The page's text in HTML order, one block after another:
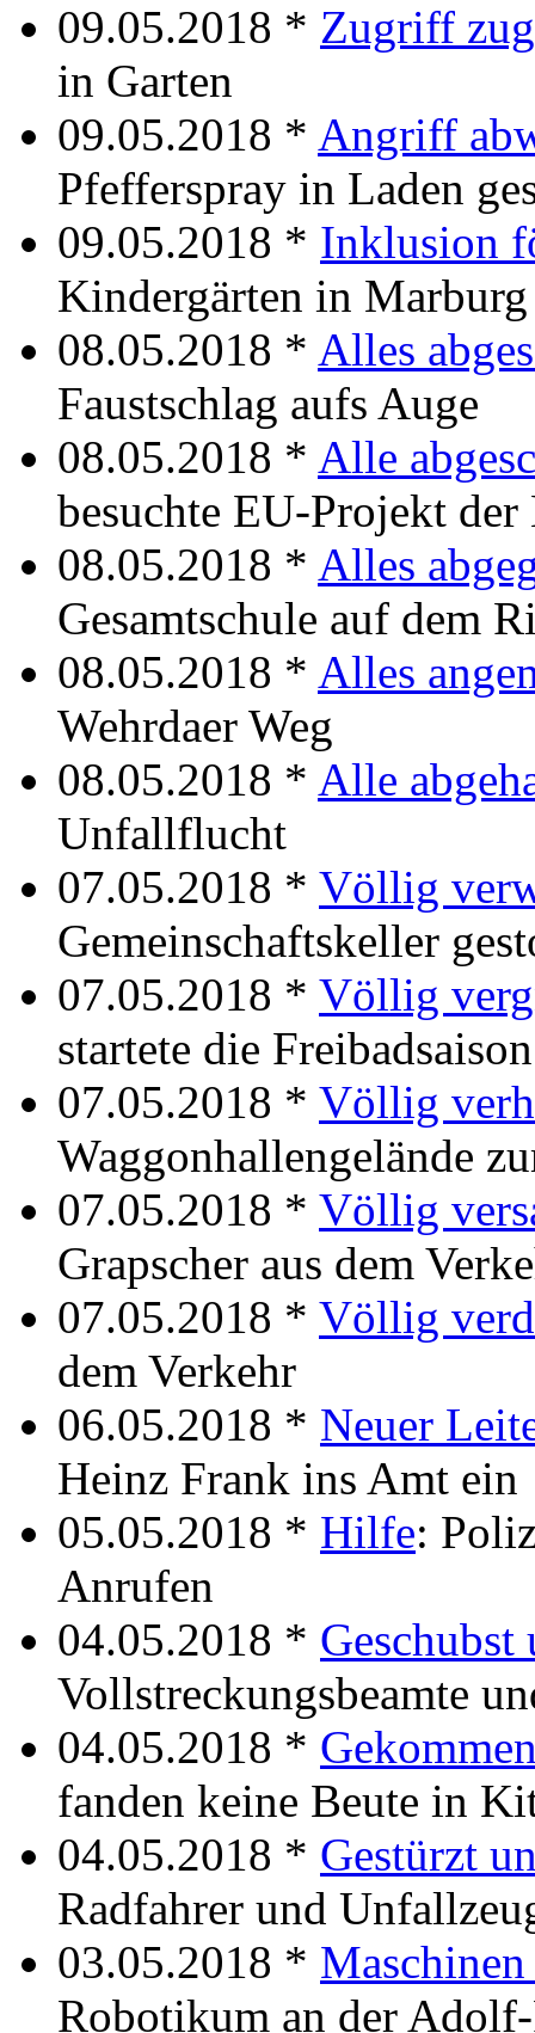
09.05.2018 * Zugriff
in Garten
09.05.2018 * Angriff
Pfefferspray in Laden
09.05.2018 * Inklusion
Kindergärten in
08.05.2018 * Alles
Faustschlag aufs Auge
08.05.2018 * Alle
besuchte EU-Projekt
08.05.2018 * Alles
Gesamtschule auf dem
08.05.2018 * Alles
Wehrdaer Weg
08.05.2018 * Alle
Unfallflucht
07.05.2018 * Völlig
Gemeinschaftskeller
07.05.2018 * Völlig
startete die
07.05.2018 * Völlig
Waggonhallengelände
07.05.2018 * Völlig
Grapscher aus dem
07.05.2018 * Völlig
dem Verkehr
06.05.2018 * Neuer
Heinz Frank ins Amt ein
05.05.2018 * Hilfe:
Anrufen
04.05.2018 *
Vollstreckungsbeamte
04.05.2018 *
fanden keine Beute in
04.05.2018 * Gestürzt
Radfahrer und
03.05.2018 * Maschinen
Robotikum an der